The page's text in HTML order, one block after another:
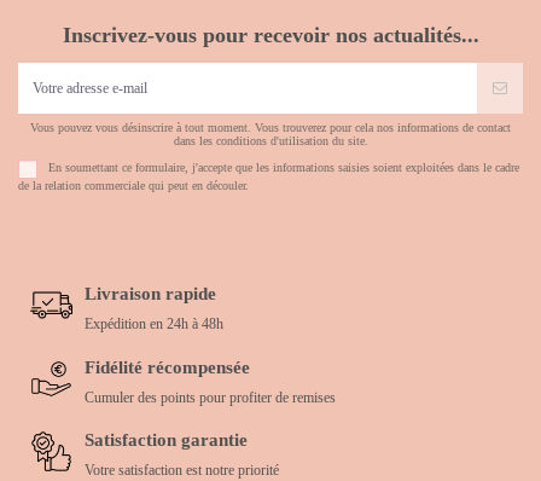
Inscrivez-vous pour recevoir nos actualités...
Vous pouvez vous désinscrire à tout moment. Vous trouverez pour cela nos informations de contact
dans les conditions d'utilisation du site.
En soumettant ce formulaire, j'accepte que les informations saisies soient exploitées dans le cadre
de la relation commerciale qui peut en découler.
Livraison rapide
Expédition en 24h à 48h
Fidélité récompensée
Cumuler des points pour profiter de remises
Satisfaction garantie
Votre satisfaction est notre priorité